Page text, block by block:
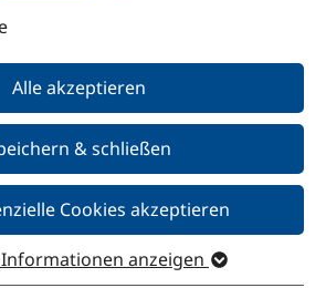
Alle akzeptieren
& schließen
Cookies akzeptieren
anzeigen